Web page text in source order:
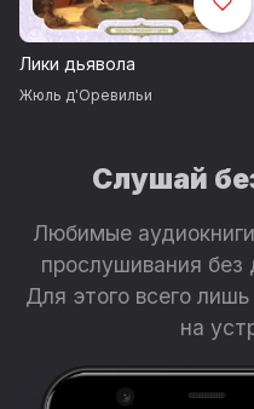
Лики дьявола
Жюль д'Оревильи
Слушай
Любимые
прослушивания без
Для этого всего
на